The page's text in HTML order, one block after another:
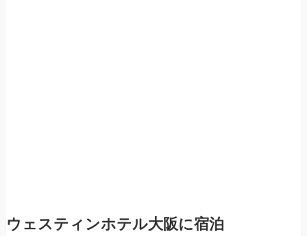
ウェスティンホテル大阪に宿泊